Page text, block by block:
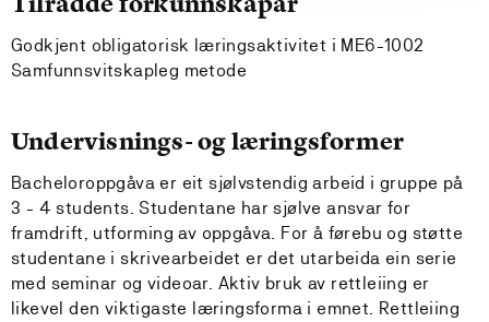
Godkjent obligatorisk læringsaktivitet i ME6-1002
Samfunnsvitskapleg metode
Undervisnings- og læringsformer
Bacheloroppgåva er eit sjølvstendig arbeid i gruppe på
3 - 4 students. Studentane har sjølve ansvar for
framdrift, utforming av oppgåva. For å førebu og støtte
studentane i skrivearbeidet er det utarbeida ein serie
med seminar og videoar. Aktiv bruk av rettleiing er
likevel den viktigaste læringsforma i emnet. Rettleiing